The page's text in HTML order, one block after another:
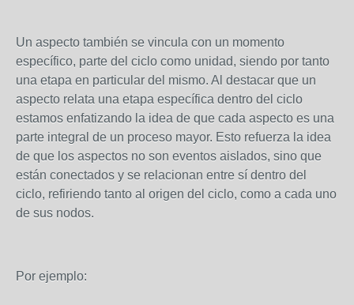
Un aspecto también se vincula con un momento
específico, parte del ciclo como unidad, siendo por tanto
una etapa en particular del mismo. Al destacar que un
aspecto relata una etapa específica dentro del ciclo
estamos enfatizando la idea de que cada aspecto es una
parte integral de un proceso mayor. Esto refuerza la idea
de que los aspectos no son eventos aislados, sino que
están conectados y se relacionan entre sí dentro del
ciclo, refiriendo tanto al origen del ciclo, como a cada uno
de sus nodos.
Por ejemplo: